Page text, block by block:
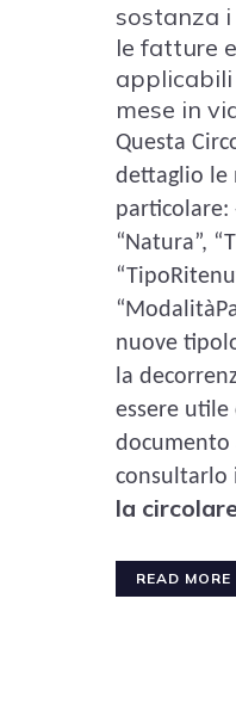
sostanza
le fatture
applicabili
mese in
Questa
dettaglio le
particolare:
“Natura”,
nuove
la
essere utile
documento
consultarlo
la
READ MORE